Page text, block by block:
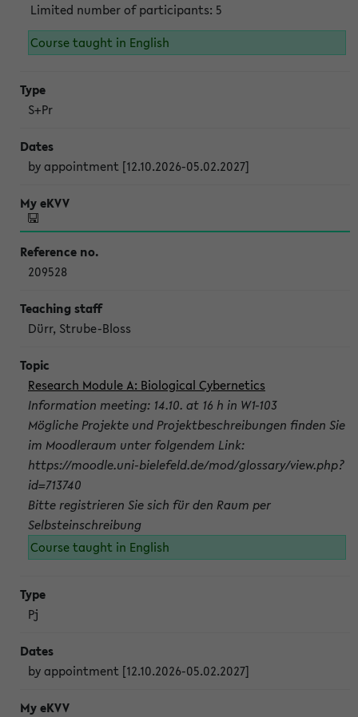
Limited number of participants: 5
Course taught in English
S+Pr
by appointment [12.10.2026-05.02.2027]
209528
Dürr, Strube-Bloss
Research Module A: Biological Cybernetics
Information meeting: 14.10. at 16 h in W1-103
Mögliche Projekte und Projektbeschreibungen finden Sie
im Moodleraum unter folgendem Link:
https://moodle.uni-bielefeld.de/mod/glossary/view.php?
id=713740
Bitte registrieren Sie sich für den Raum per
Selbsteinschreibung
Course taught in English
Pj
by appointment [12.10.2026-05.02.2027]